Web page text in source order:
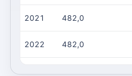
2021 482,0
2022 482,0